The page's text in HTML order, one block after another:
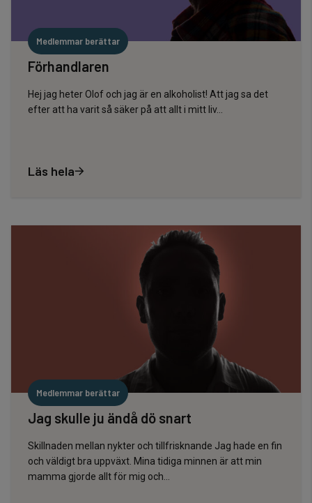
Medlemmar berättar
Förhandlaren
Hej jag heter Olof och jag är en alkoholist! Att jag sa det
efter att ha varit så säker på att allt i mitt liv...
Läs hela
Medlemmar berättar
Jag skulle ju ändå dö snart
Skillnaden mellan nykter och tillfrisknande Jag hade en fin
och väldigt bra uppväxt. Mina tidiga minnen är att min
mamma gjorde allt för mig och...